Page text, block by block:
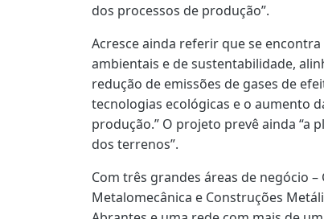
dos processos de produção”.
Acresce ainda referir que se
ambientais e de sustentabilidade,
redução de emissões de gases de
tecnologias ecológicas e o aumento
produção.” O projeto prevê ainda “a
dos terrenos”.
Com três grandes áreas de negócio
Metalomecânica e Construções